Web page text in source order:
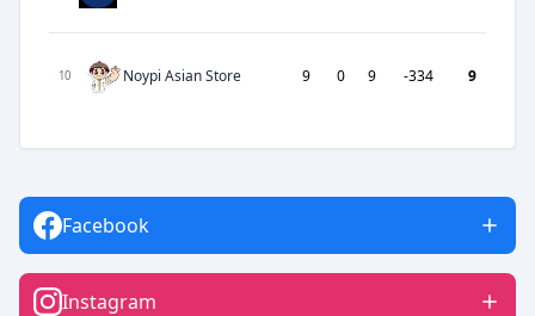
10 Noypi Asian Store 9 0 9 -334 9
Facebook
Instagram